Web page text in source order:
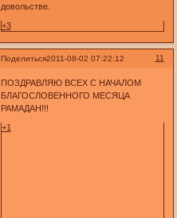
довольстве.
+3
Поделиться 11
2011-08-02 07:22:12
ПОЗДРАВЛЯЮ ВСЕХ С НАЧАЛОМ
БЛАГОСЛОВЕННОГО МЕСЯЦА
РАМАДАН!!!
+1